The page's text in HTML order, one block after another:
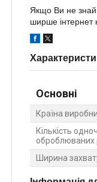
Якщо Ви не
ширше інтернет
Основні
Країна
Кількість
оброблюваних
Ширина